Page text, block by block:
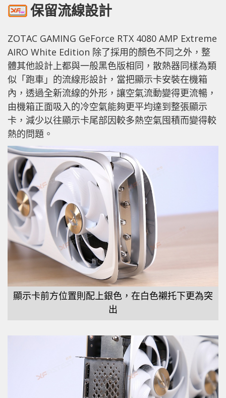
保留流線設計
ZOTAC GAMING GeForce RTX 4080 AMP Extreme
AIRO White Edition 除了採用的顏色不同之外，整
體其他設計上都與一般黑色版相同，散熱器同樣為類
似「跑車」的流線形設計，當把顯示卡安裝在機箱
內，透過全新流線的外形，讓空氣流動變得更流暢，
由機箱正面吸入的冷空氣能夠更平均達到整張顯示
卡，減少以往顯示卡尾部因較多熱空氣囤積而變得較
熱的問題。
顯示卡前方位置則配上銀色，在白色襯托下更為突
出